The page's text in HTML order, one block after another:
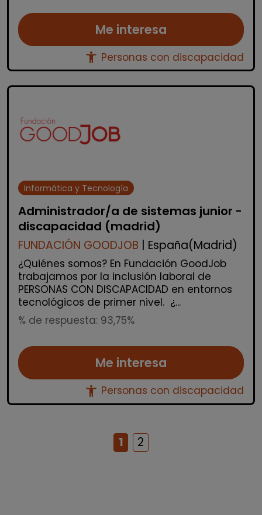
Me interesa
accessibility_new Personas con discapacidad
Informática y Tecnología
Administrador/a de sistemas junior -
discapacidad (madrid)
FUNDACIÓN GOODJOB | España(Madrid)
¿Quiénes somos? En Fundación GoodJob
trabajamos por la inclusión laboral de
PERSONAS CON DISCAPACIDAD en entornos
tecnológicos de primer nivel. ¿...
% de respuesta: 93,75%
Me interesa
accessibility_new Personas con discapacidad
1 2